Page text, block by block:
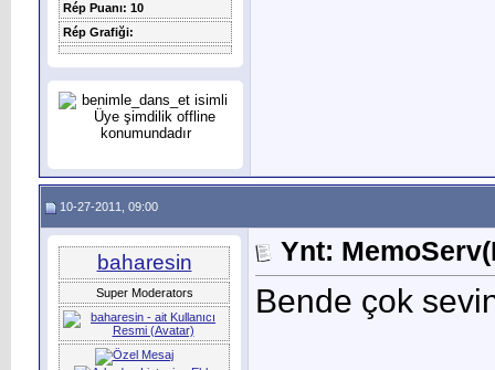
Rép Puanı: 10
Rép Grafiği:
10-27-2011, 09:00
baharesin
Super Moderators
Ynt:
Bende çok